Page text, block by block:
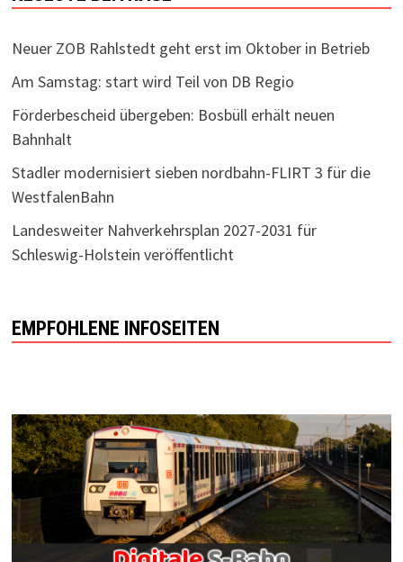
Neuer ZOB Rahlstedt geht erst im Oktober in Betrieb
Am Samstag: start wird Teil von DB Regio
Förderbescheid übergeben: Bosbüll erhält neuen
Bahnhalt
Stadler modernisiert sieben nordbahn-FLIRT 3 für die
WestfalenBahn
Landesweiter Nahverkehrsplan 2027-2031 für
Schleswig-Holstein veröffentlicht
EMPFOHLENE INFOSEITEN